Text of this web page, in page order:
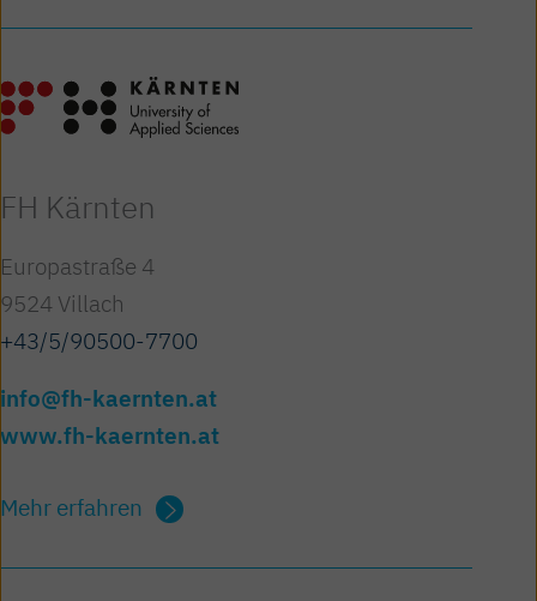
FH Kärnten
Europastraße 4
9524 Villach
+43/5/90500-7700
info@fh-kaernten.at
www.fh-kaernten.at
Mehr erfahren